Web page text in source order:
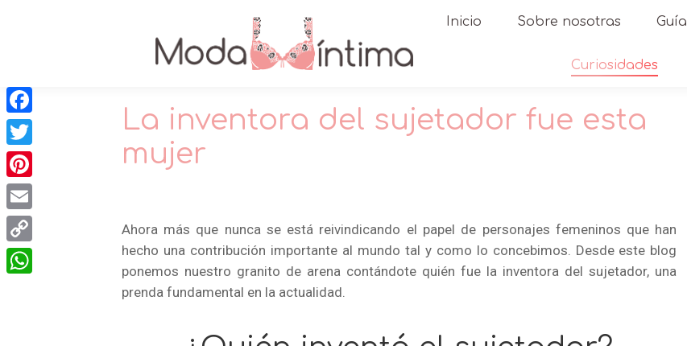
Inicio Sobre nosotras Guía
Curiosidades
La inventora del sujetador fue esta
mujer
Ahora más que nunca se está reivindicando el papel de personajes femeninos que han
hecho una contribución importante al mundo tal y como lo concebimos. Desde este blog
ponemos nuestro granito de arena contándote quién fue la inventora del sujetador, una
prenda fundamental en la actualidad.
Facebook
Twitter
Pinterest
Email
Copy